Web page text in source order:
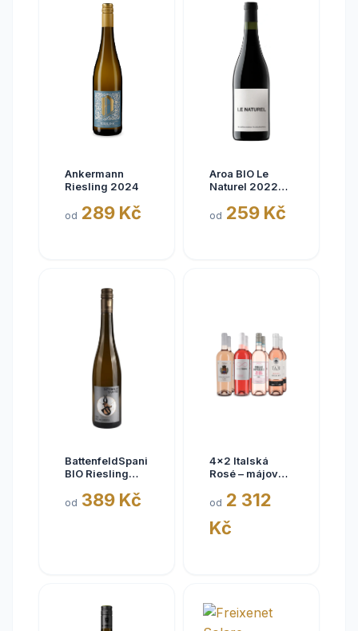
Ankermann
Riesling 2024
od 289 Kč
Aroa BIO Le
Naturel 2022
Navarra, bez
od 259 Kč
BattenfeldSpanier
BIO Riesling
2025,
od 389 Kč
4x2 Italská
Rosé – májové
od 2 312
Kč